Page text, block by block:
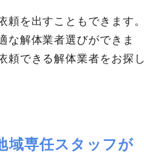
を出すこともできます。
な解体業者選びができま
頼できる解体業者をお探し
域専任スタッフが